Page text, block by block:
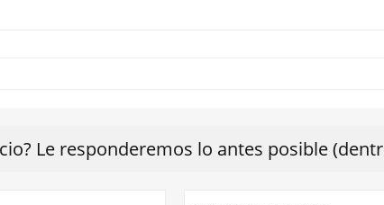
Le responderemos lo antes posible